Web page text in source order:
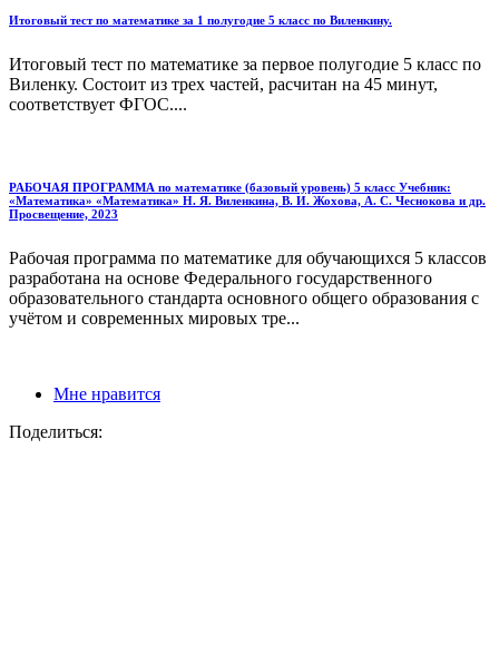
Итоговый тест по математике за 1 полугодие 5 класс по Виленкину.
Итоговый тест по математике за первое полугодие 5 класс по
Виленку. Состоит из трех частей, расчитан на 45 минут,
соответствует ФГОС....
РАБОЧАЯ ПРОГРАММА по математике (базовый уровень) 5 класс Учебник:
«Математика» «Математика» Н. Я. Виленкина, В. И. Жохова, А. С. Чеснокова и др.
Просвещение, 2023
Рабочая программа по математике для обучающихся 5 классов
разработана на основе Федерального государственного
образовательного стандарта основного общего образования с
учётом и современных мировых тре...
Мне нравится
Поделиться: